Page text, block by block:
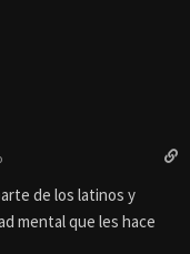
de los latinos y
mental que les hace